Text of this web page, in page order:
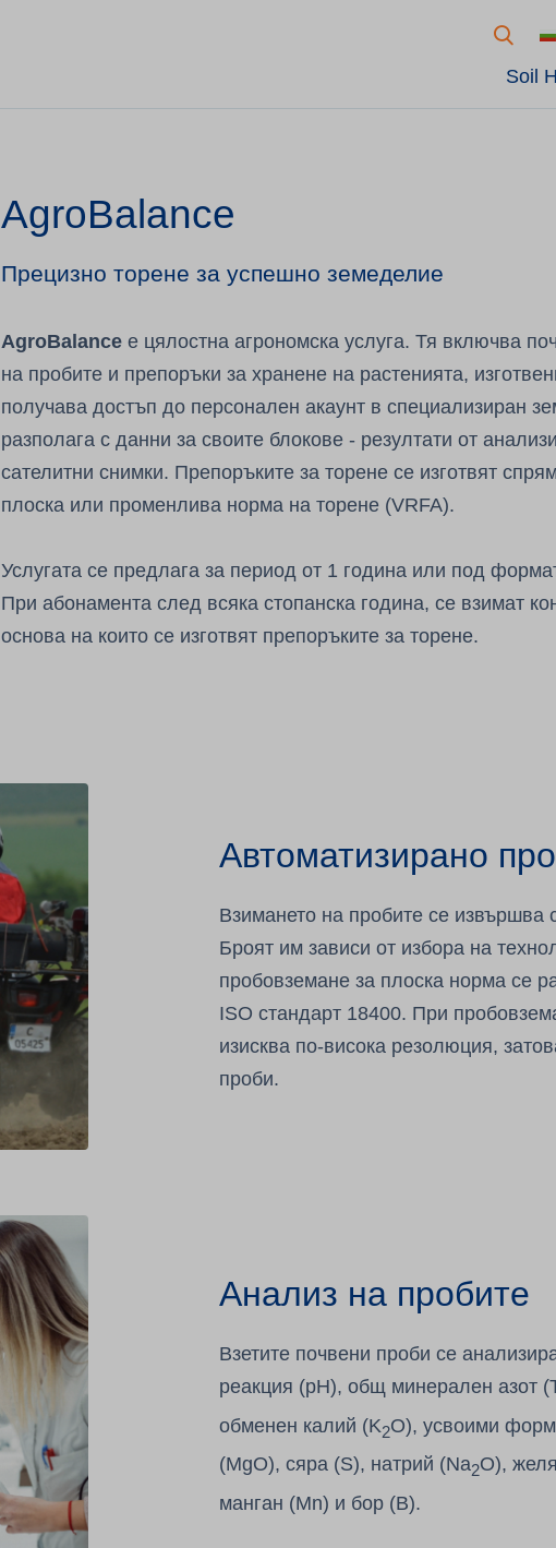
Soil
AgroBalance
Прецизно торене за успешно земеделие
AgroBalanceе цялостна агрономска услуга. Тя включва
на пробите и препоръки за хранене на растенията,
получава достъп до персонален акаунт в специализиран
разполага с данни за своите блокове - резултати от
сателитни снимки. Препоръките за торене се изготвят
плоска или променлива норма на торене (VRFA).
Услугата се предлага за период от 1 година или под
При абонамента след всяка стопанска година, се взимат
основа на които се изготвят препоръките за торене.
Автоматизирано
Взимането на пробите се извършва
Броят им зависи от избора на
пробовземане за плоска норма се
ISO стандарт 18400. При
изисква по-висока резолюция,
проби.
Анализ на пробите
Взетите почвени проби се
реакция (pH), общ минерален азот
обменен калий (K2O), усвоими
(MgO), сяра (S), натрий (Na2O),
манган (Mn) и бор (B).